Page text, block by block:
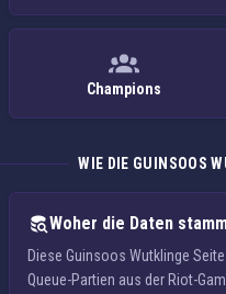
Champions
WIE DIE GUINSOOS
Woher die Daten
Diese Guinsoos Wutklinge
Queue-Partien aus der Riot-